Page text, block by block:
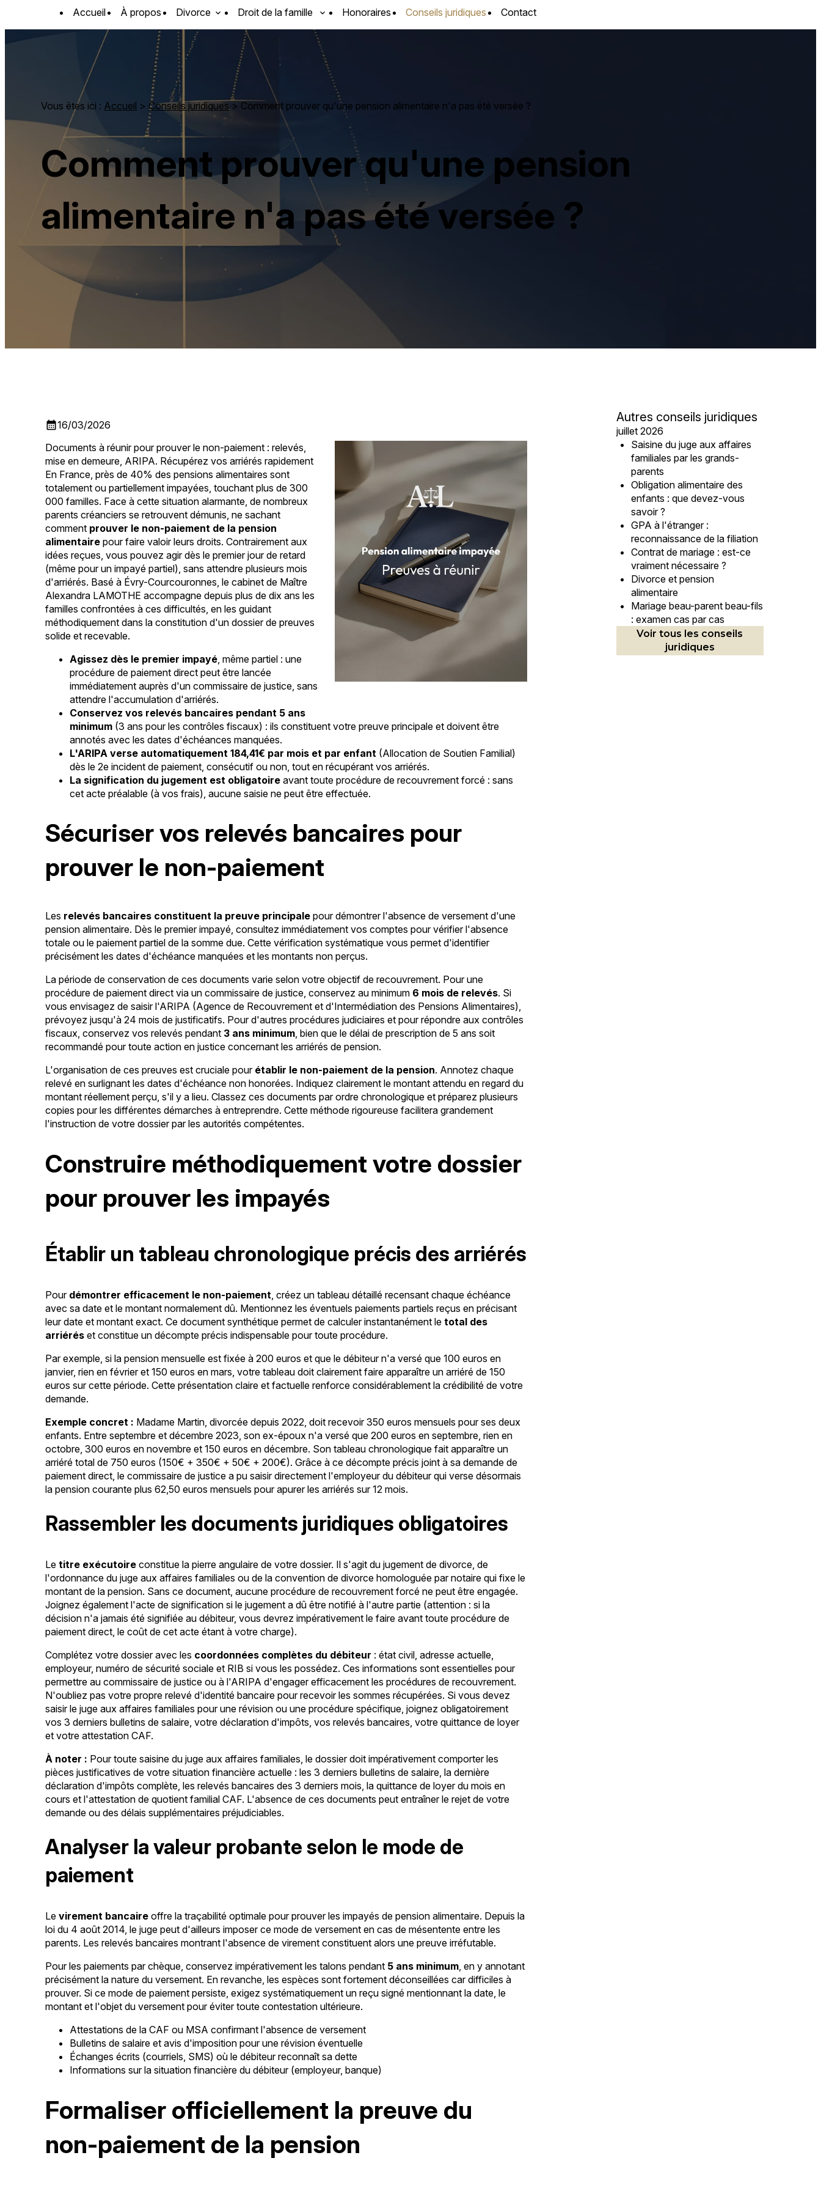
Accueil À propos Divorce Droit de la famille Honoraires Conseils juridiques Contact
Vous êtes ici : Accueil > Conseils juridiques > Comment prouver qu'une pension alimentaire n'a pas été versée ?
Comment prouver qu'une pension
alimentaire n'a pas été versée ?
calendar_month16/03/2026
Documents à réunir pour prouver le non-paiement : relevés,
mise en demeure, ARIPA. Récupérez vos arriérés rapidement
En France, près de 40% des pensions alimentaires sont
totalement ou partiellement impayées, touchant plus de 300
000 familles. Face à cette situation alarmante, de nombreux
parents créanciers se retrouvent démunis, ne sachant
comment prouver le non-paiement de la pension
alimentaire pour faire valoir leurs droits. Contrairement aux
idées reçues, vous pouvez agir dès le premier jour de retard
(même pour un impayé partiel), sans attendre plusieurs mois
d'arriérés. Basé à Évry-Courcouronnes, le cabinet de Maître
Alexandra LAMOTHE accompagne depuis plus de dix ans les
familles confrontées à ces difficultés, en les guidant
méthodiquement dans la constitution d'un dossier de preuves
solide et recevable.
Agissez dès le premier impayé , même partiel : une
procédure de paiement direct peut être lancée
immédiatement auprès d'un commissaire de justice, sans
attendre l'accumulation d'arriérés.
Conservez vos relevés bancaires pendant 5 ans
minimum (3 ans pour les contrôles fiscaux) : ils constituent votre preuve principale et doivent être
annotés avec les dates d'échéances manquées.
L'ARIPA verse automatiquement 184,41€ par mois et par enfant (Allocation de Soutien Familial)
dès le 2e incident de paiement, consécutif ou non, tout en récupérant vos arriérés.
La signification du jugement est obligatoire avant toute procédure de recouvrement forcé : sans
cet acte préalable (à vos frais), aucune saisie ne peut être effectuée.
Sécuriser vos relevés bancaires pour
prouver le non-paiement
Les relevés bancaires constituent la preuve principale pour démontrer l'absence de versement d'une
pension alimentaire. Dès le premier impayé, consultez immédiatement vos comptes pour vérifier l'absence
totale ou le paiement partiel de la somme due. Cette vérification systématique vous permet d'identifier
précisément les dates d'échéance manquées et les montants non perçus.
La période de conservation de ces documents varie selon votre objectif de recouvrement. Pour une
procédure de paiement direct via un commissaire de justice, conservez au minimum 6 mois de relevés. Si
vous envisagez de saisir l'ARIPA (Agence de Recouvrement et d'Intermédiation des Pensions Alimentaires),
prévoyez jusqu'à 24 mois de justificatifs. Pour d'autres procédures judiciaires et pour répondre aux contrôles
fiscaux, conservez vos relevés pendant 3 ans minimum, bien que le délai de prescription de 5 ans soit
recommandé pour toute action en justice concernant les arriérés de pension.
L'organisation de ces preuves est cruciale pour établir le non-paiement de la pension. Annotez chaque
relevé en surlignant les dates d'échéance non honorées. Indiquez clairement le montant attendu en regard du
montant réellement perçu, s'il y a lieu. Classez ces documents par ordre chronologique et préparez plusieurs
copies pour les différentes démarches à entreprendre. Cette méthode rigoureuse facilitera grandement
l'instruction de votre dossier par les autorités compétentes.
Construire méthodiquement votre dossier
pour prouver les impayés
Établir un tableau chronologique précis des arriérés
Pour démontrer efficacement le non-paiement , créez un tableau détaillé recensant chaque échéance
avec sa date et le montant normalement dû. Mentionnez les éventuels paiements partiels reçus en précisant
leur date et montant exact. Ce document synthétique permet de calculer instantanément letotal des
arriérés et constitue un décompte précis indispensable pour toute procédure.
Par exemple, si la pension mensuelle est fixée à 200 euros et que le débiteur n'a versé que 100 euros en
janvier, rien en février et 150 euros en mars, votre tableau doit clairement faire apparaître un arriéré de 150
euros sur cette période. Cette présentation claire et factuelle renforce considérablement la crédibilité de votre
demande.
Exemple concret : Madame Martin, divorcée depuis 2022, doit recevoir 350 euros mensuels pour ses deux
enfants. Entre septembre et décembre 2023, son ex-époux n'a versé que 200 euros en septembre, rien en
octobre, 300 euros en novembre et 150 euros en décembre. Son tableau chronologique fait apparaître un
arriéré total de 750 euros (150€ + 350€ + 50€ + 200€). Grâce à ce décompte précis joint à sa demande de
paiement direct, le commissaire de justice a pu saisir directement l'employeur du débiteur qui verse désormais
la pension courante plus 62,50 euros mensuels pour apurer les arriérés sur 12 mois.
Rassembler les documents juridiques obligatoires
Letitre exécutoire constitue la pierre angulaire de votre dossier. Il s'agit du jugement de divorce, de
l'ordonnance du juge aux affaires familiales ou de la convention de divorce homologuée par notaire qui fixe le
montant de la pension. Sans ce document, aucune procédure de recouvrement forcé ne peut être engagée.
Joignez également l'acte de signification si le jugement a dû être notifié à l'autre partie (attention : si la
décision n'a jamais été signifiée au débiteur, vous devrez impérativement le faire avant toute procédure de
paiement direct, le coût de cet acte étant à votre charge).
Complétez votre dossier avec les coordonnées complètes du débiteur : état civil, adresse actuelle,
employeur, numéro de sécurité sociale et RIB si vous les possédez. Ces informations sont essentielles pour
permettre au commissaire de justice ou à l'ARIPA d'engager efficacement les procédures de recouvrement.
N'oubliez pas votre propre relevé d'identité bancaire pour recevoir les sommes récupérées. Si vous devez
saisir le juge aux affaires familiales pour une révision ou une procédure spécifique, joignez obligatoirement
vos 3 derniers bulletins de salaire, votre déclaration d'impôts, vos relevés bancaires, votre quittance de loyer
et votre attestation CAF.
À noter : Pour toute saisine du juge aux affaires familiales, le dossier doit impérativement comporter les
pièces justificatives de votre situation financière actuelle : les 3 derniers bulletins de salaire, la dernière
déclaration d'impôts complète, les relevés bancaires des 3 derniers mois, la quittance de loyer du mois en
cours et l'attestation de quotient familial CAF. L'absence de ces documents peut entraîner le rejet de votre
demande ou des délais supplémentaires préjudiciables.
Analyser la valeur probante selon le mode de
paiement
Levirement bancaire offre la traçabilité optimale pour prouver les impayés de pension alimentaire. Depuis la
loi du 4 août 2014, le juge peut d'ailleurs imposer ce mode de versement en cas de mésentente entre les
parents. Les relevés bancaires montrant l'absence de virement constituent alors une preuve irréfutable.
Pour les paiements par chèque, conservez impérativement les talons pendant 5 ans minimum , en y annotant
précisément la nature du versement. En revanche, les espèces sont fortement déconseillées car difficiles à
prouver. Si ce mode de paiement persiste, exigez systématiquement un reçu signé mentionnant la date, le
montant et l'objet du versement pour éviter toute contestation ultérieure.
Attestations de la CAF ou MSA confirmant l'absence de versement
Bulletins de salaire et avis d'imposition pour une révision éventuelle
Échanges écrits (courriels, SMS) où le débiteur reconnaît sa dette
Informations sur la situation financière du débiteur (employeur, banque)
Formaliser officiellement la preuve du
non-paiement de la pension
Autres conseils juridiques
juillet 2026
Saisine du juge aux affaires
familiales par les grands-
parents
Obligation alimentaire des
enfants : que devez-vous
savoir ?
GPA à l'étranger :
reconnaissance de la filiation
Contrat de mariage : est-ce
vraiment nécessaire ?
Divorce et pension
alimentaire
Mariage beau-parent beau-fils
: examen cas par cas
Voir tous les conseils
juridiques
Panneau de gestion des cookies